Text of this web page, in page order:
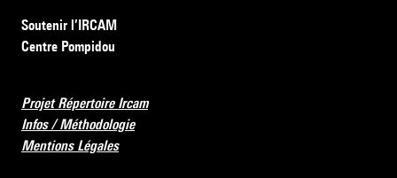
Soutenir l’IRCAM
Centre Pompidou
Projet Répertoire Ircam
Infos / Méthodologie
Mentions Légales